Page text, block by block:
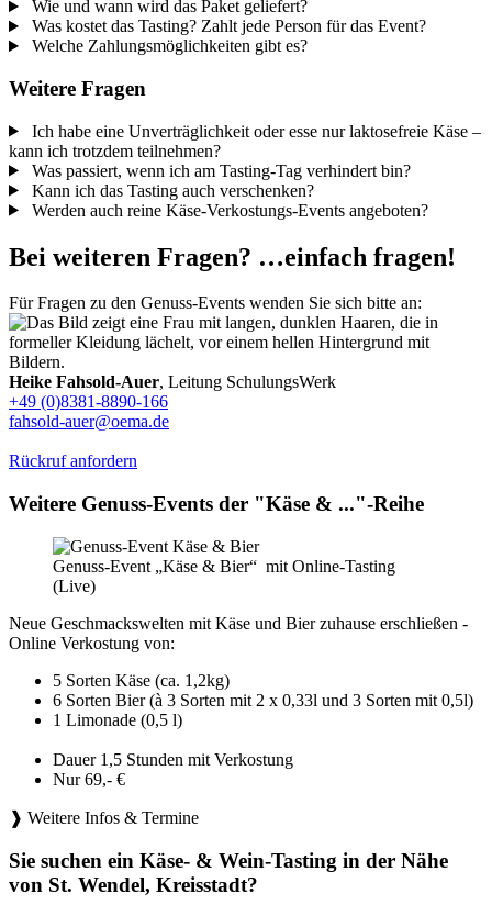
Wie und wann wird das Paket geliefert?
Was kostet das Tasting? Zahlt jede Person für das Event?
Welche Zahlungsmöglichkeiten gibt es?
Weitere Fragen
Ich habe eine Unverträglichkeit oder esse nur laktosefreie Käse –
kann ich trotzdem teilnehmen?
Was passiert, wenn ich am Tasting-Tag verhindert bin?
Kann ich das Tasting auch verschenken?
Werden auch reine Käse-Verkostungs-Events angeboten?
Bei weiteren Fragen? …einfach fragen!
Für Fragen zu den Genuss-Events wenden Sie sich bitte an:
Heike Fahsold-Auer, Leitung SchulungsWerk
+49 (0)8381-8890-166
fahsold-auer@oema.de
Rückruf anfordern
Weitere Genuss-Events der "Käse & ..."-Reihe
Genuss-Event „Käse & Bier“ mit Online-Tasting
(Live)
Neue Geschmackswelten mit Käse und Bier zuhause erschließen -
Online Verkostung von:
5 Sorten Käse (ca. 1,2kg)
6 Sorten Bier (à 3 Sorten mit 2 x 0,33l und 3 Sorten mit 0,5l)
1 Limonade (0,5 l)
Dauer 1,5 Stunden mit Verkostung
Nur 69,- €
❱ Weitere Infos & Termine
Sie suchen ein Käse- & Wein-Tasting in der Nähe
von St. Wendel, Kreisstadt?